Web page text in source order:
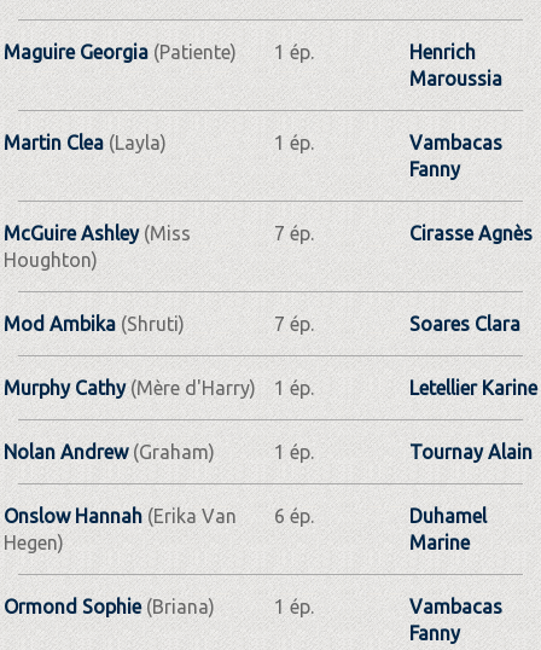
Maguire Georgia (Patiente) 1 ép.
Henrich
Maroussia
Martin Clea(Layla) 1 ép.
Vambacas
Fanny
McGuire Ashley(Miss
Houghton)
7 ép. Cirasse Agnès
Mod Ambika(Shruti) 7 ép. Soares Clara
Murphy Cathy(Mère d'Harry) 1 ép. Letellier Karine
Nolan Andrew(Graham) 1 ép. Tournay Alain
Onslow Hannah(Erika Van
Hegen)
6 ép.
Duhamel
Marine
Ormond Sophie(Briana) 1 ép.
Vambacas
Fanny